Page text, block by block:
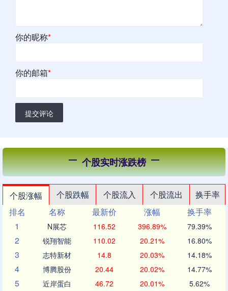
你的昵称*
你的邮箱*
提交评论
个股实时涨跌榜
个股涨幅 个股跌幅 个股流入 个股流出
换手率
排名
名称 最新价 涨幅
换手率
1
N展芯 116.52 396.89% 79.39%
2 锐翔智能 110.02 20.21% 16.80%
3 志特新材 14.8 20.03% 14.18%
4 博腾股份 20.44 20.02% 14.77%
5 近岸蛋白 46.72 20.01% 5.62%